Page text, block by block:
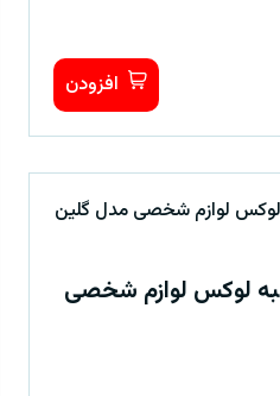
افزودن
لوکس لوازم شخصی